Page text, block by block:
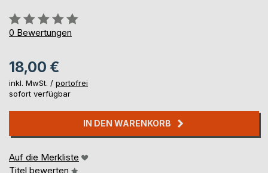
Bewertung::
0%
0 Bewertungen
18,00 €
inkl. MwSt. / portofrei
sofort verfügbar
IN DEN WARENKORB
Auf die Merkliste
Titel bewerten